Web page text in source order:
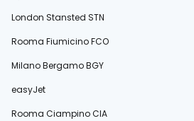
London Stansted STN
Rooma Fiumicino FCO
Milano Bergamo BGY
easyJet
Rooma Ciampino CIA